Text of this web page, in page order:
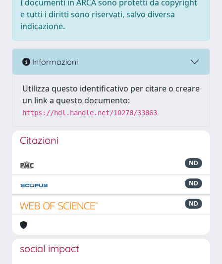
I documenti in ARCA sono protetti da copyright
e tutti i diritti sono riservati, salvo diversa
indicazione.
Informazioni
Utilizza questo identificativo per citare o creare
un link a questo documento:
https://hdl.handle.net/10278/33863
Citazioni
ND
ND
ND
social impact